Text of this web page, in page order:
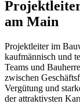
am Main
Projektleiter im
kaufmännisch und
Teams und
zwischen
Vergütung und
der attraktivsten